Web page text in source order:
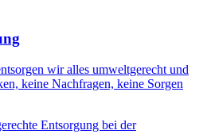
wir alles umweltgerecht und
keine Nachfragen, keine Sorgen